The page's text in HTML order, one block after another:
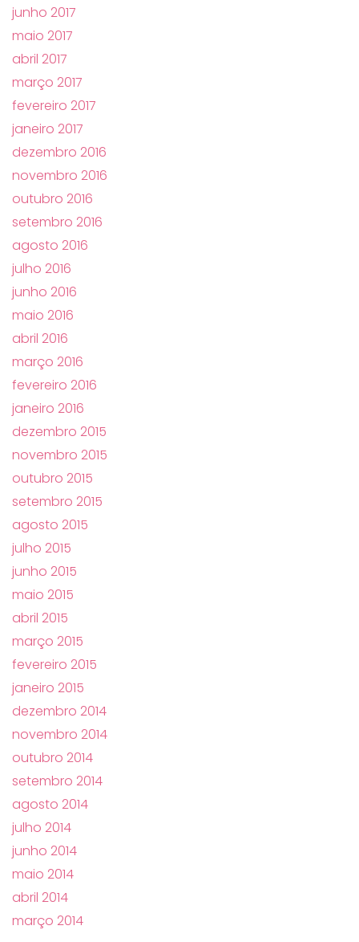
junho 2017
maio 2017
abril 2017
março 2017
fevereiro 2017
janeiro 2017
dezembro 2016
novembro 2016
outubro 2016
setembro 2016
agosto 2016
julho 2016
junho 2016
maio 2016
abril 2016
março 2016
fevereiro 2016
janeiro 2016
dezembro 2015
novembro 2015
outubro 2015
setembro 2015
agosto 2015
julho 2015
junho 2015
maio 2015
abril 2015
março 2015
fevereiro 2015
janeiro 2015
dezembro 2014
novembro 2014
outubro 2014
setembro 2014
agosto 2014
julho 2014
junho 2014
maio 2014
abril 2014
março 2014